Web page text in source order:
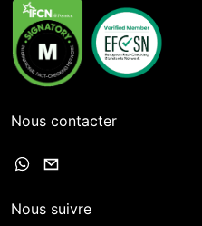
Nous contacter
Nous suivre